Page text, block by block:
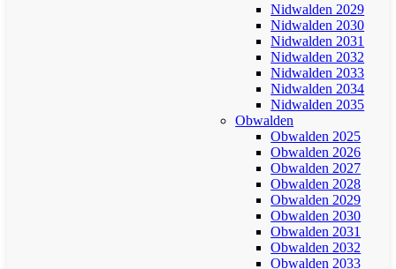
Nidwalden 2029
Nidwalden 2030
Nidwalden 2031
Nidwalden 2032
Nidwalden 2033
Nidwalden 2034
Nidwalden 2035
Obwalden
Obwalden 2025
Obwalden 2026
Obwalden 2027
Obwalden 2028
Obwalden 2029
Obwalden 2030
Obwalden 2031
Obwalden 2032
Obwalden 2033